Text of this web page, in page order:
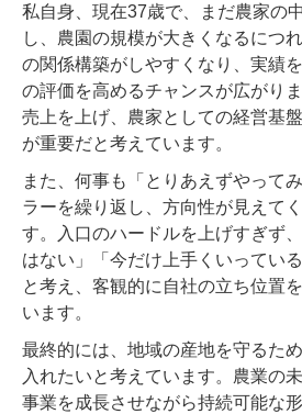
私自身、現在37歳で、まだ農家の
し、農園の規模が大きくなるにつ
の関係構築がしやすくなり、実績
の評価を高めるチャンスが広がり
売上を上げ、農家としての経営基
が重要だと考えています。
また、何事も「とりあえずやって
ラーを繰り返し、方向性が見えて
す。入口のハードルを上げすぎず
はない」「今だけ上手くいってい
と考え、客観的に自社の立ち位置
います。
最終的には、地域の産地を守るた
入れたいと考えています。農業の
事業を成長させながら持続可能な